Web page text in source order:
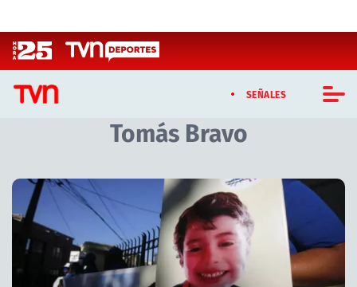
SEÑALES
CASTING MASTERCHEF CHILE
CASTING TVN VERTICAL
TVN VERTICAL
TVN PLAY
Tomás Bravo
Artículos relacionados con Tomás Bravo